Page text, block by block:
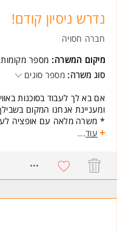
נדרש ניסיון קודם!
חברה חסויה
מיקום המשרה: מספר
סוג משרה: מספר סוגים
אם בא לך לעבוד בסוכנות
ומעניינת אנחנו המקום
* משרה מלאה עם אופציה
* התקנים *מתאימים גם
* עבודה במסגרת צוותית עם
* הכשרות והדרכות מקצועיות.
* ביטוח בריאות על חשבון
עוד...